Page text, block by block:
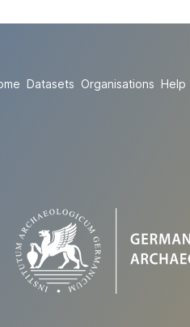
Datasets Organisations Help